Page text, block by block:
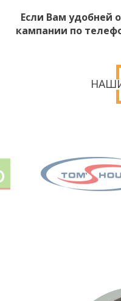
Если Вам удобней
кампании по